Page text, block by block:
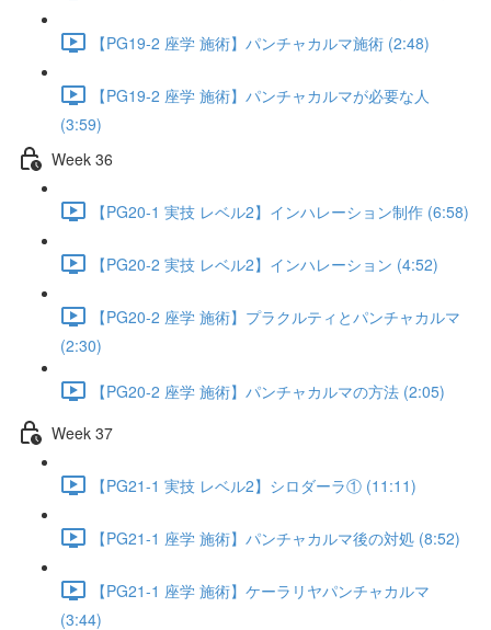
【PG19-2 座学 施術】パンチャカルマ施術 (2:48)
【PG19-2 座学 施術】パンチャカルマが必要な人
(3:59)
Week 36
【PG20-1 実技 レベル2】インハレーション制作 (6:58)
【PG20-2 実技 レベル2】インハレーション (4:52)
【PG20-2 座学 施術】プラクルティとパンチャカルマ
(2:30)
【PG20-2 座学 施術】パンチャカルマの方法 (2:05)
Week 37
【PG21-1 実技 レベル2】シロダーラ① (11:11)
【PG21-1 座学 施術】パンチャカルマ後の対処 (8:52)
【PG21-1 座学 施術】ケーラリヤパンチャカルマ
(3:44)